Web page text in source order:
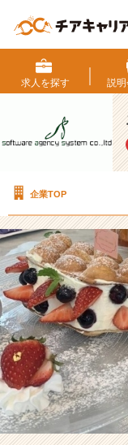
求人を探す 説明
企業TOP